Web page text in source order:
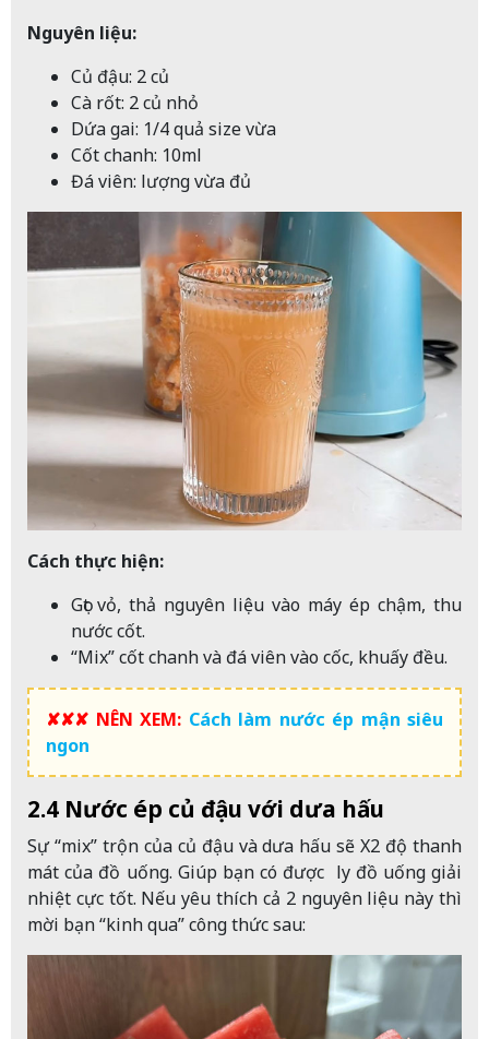
Nguyên liệu:
Củ đậu: 2 củ
Cà rốt: 2 củ nhỏ
Dứa gai: 1/4 quả size vừa
Cốt chanh: 10ml
Đá viên: lượng vừa đủ
Cách thực hiện:
Gọt vỏ, thả nguyên liệu vào máy ép chậm, thu
nước cốt.
“Mix” cốt chanh và đá viên vào cốc, khuấy đều.
✘✘✘ NÊN XEM: Cách làm nước ép mận siêu
ngon
2.4 Nước ép củ đậu với dưa hấu
Sự “mix” trộn của củ đậu và dưa hấu sẽ X2 độ thanh
mát của đồ uống. Giúp bạn có được ly đồ uống giải
nhiệt cực tốt. Nếu yêu thích cả 2 nguyên liệu này thì
mời bạn “kinh qua” công thức sau: